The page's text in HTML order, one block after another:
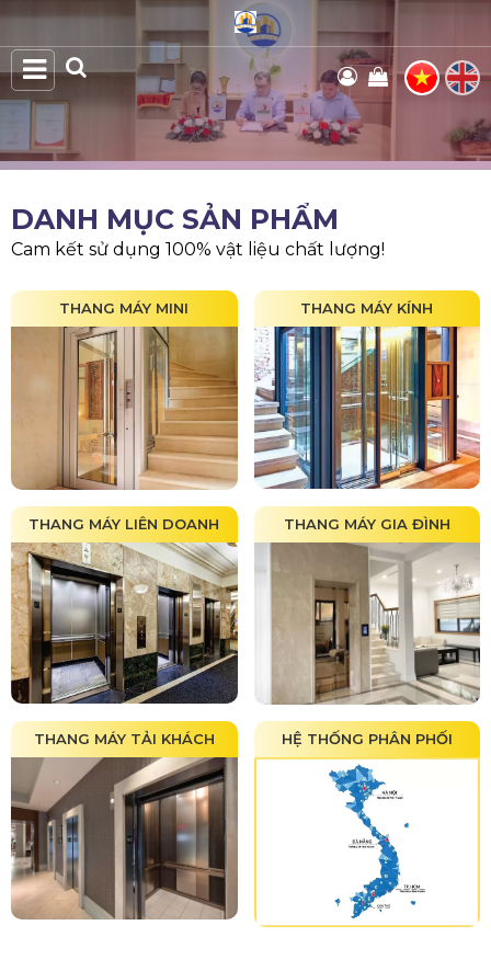
DANH MỤC SẢN PHẨM
Cam kết sử dụng 100% vật liệu chất lượng!
THANG MÁY MINI THANG MÁY KÍNH
THANG MÁY LIÊN DOANH THANG MÁY GIA ĐÌNH
THANG MÁY TẢI KHÁCH HỆ THỐNG PHÂN PHỐI